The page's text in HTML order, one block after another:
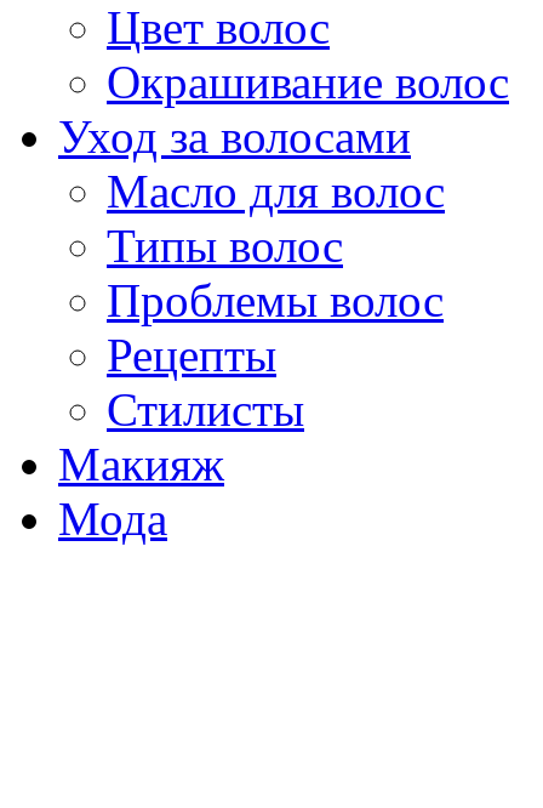
Цвет волос
Окрашивание волос
Уход за волосами
Масло для волос
Типы волос
Проблемы волос
Рецепты
Стилисты
Макияж
Мода